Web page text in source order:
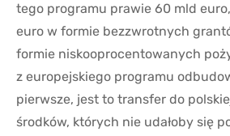
tego programu prawie 60 mld
euro w formie bezzwrotnych
formie niskooprocentowanych
z europejskiego programu
pierwsze, jest to transfer do
środków, których nie udałoby się